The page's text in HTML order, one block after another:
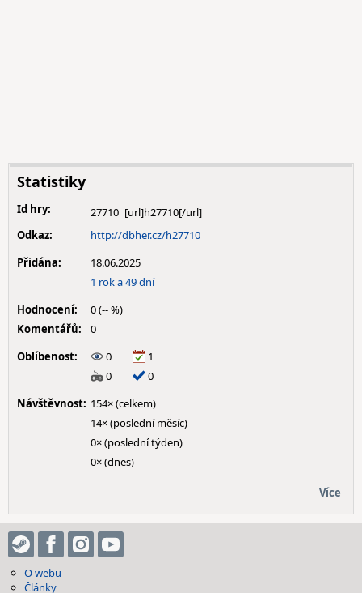
Statistiky
Id hry:
27710
Odkaz:
http://dbher.cz/h27710
Přidána:
18.06.2025
1 rok a 49 dní
Hodnocení:
0 (-- %)
Komentářů:
0
Oblíbenost:
0
1
0
0
Návštěvnost: 154× (celkem)
14× (poslední měsíc)
0× (poslední týden)
0× (dnes)
Více
O webu
Články